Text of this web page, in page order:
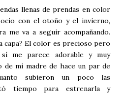
llenas de prendas en color
con el otoño y el invierno,
me va a seguir acompañando.
capa? El color es precioso pero
me parece adorable y muy
de mi madre de hace un par de
subieron un poco las
tiempo para estrenarla y